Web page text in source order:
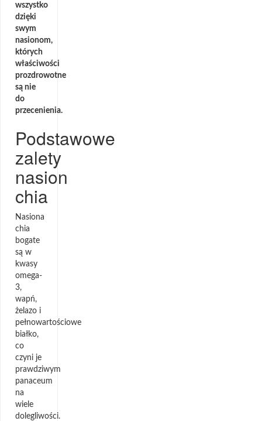
wszystko
dzięki
swym
nasionom,
których
właściwości
prozdrowotne
są nie
do
przecenienia.
Podstawowe
zalety
nasion
chia
Nasiona
chia
bogate
są w
kwasy
omega-
3,
wapń,
żelazo i
pełnowartościowe
białko,
co
czyni je
prawdziwym
panaceum
na
wiele
dolegliwości.